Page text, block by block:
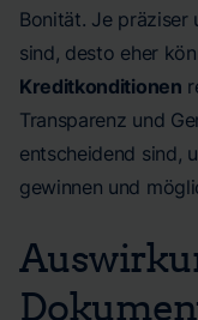
Bonität. Je präziser
sind, desto eher
Kreditkonditionen
Transparenz und
entscheidend sind,
gewinnen und